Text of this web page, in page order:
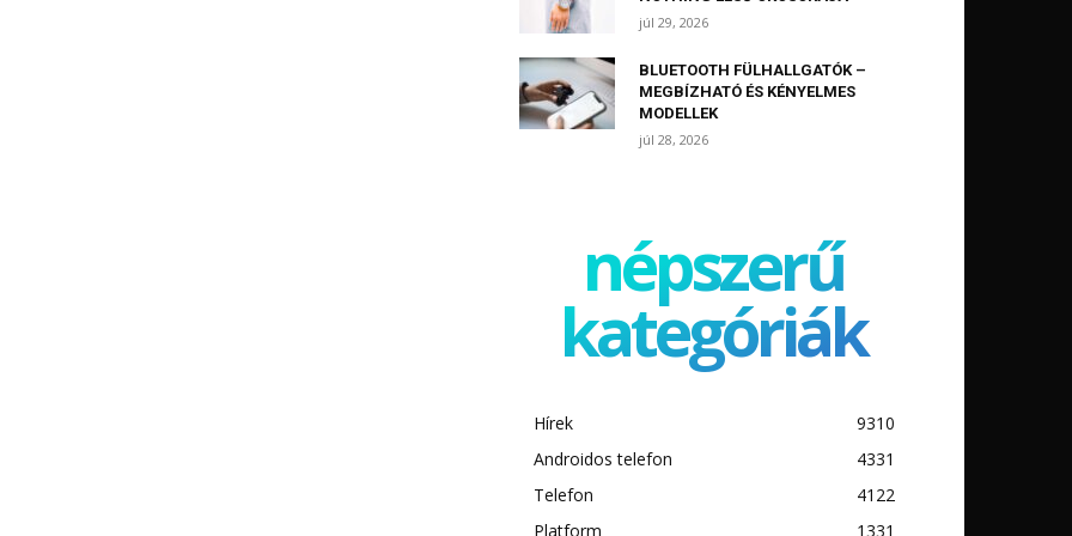
júl 29, 2026
BLUETOOTH FÜLHALLGATÓK –
MEGBÍZHATÓ ÉS KÉNYELMES
MODELLEK
júl 28, 2026
népszerű
kategóriák
Hírek
9310
Androidos telefon
4331
Telefon
4122
Platform
1331